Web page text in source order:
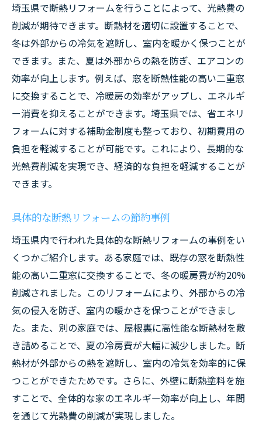
埼玉県で断熱リフォームを行うことによって、光熱費の
削減が期待できます。断熱材を適切に設置することで、
冬は外部からの冷気を遮断し、室内を暖かく保つことが
できます。また、夏は外部からの熱を防ぎ、エアコンの
効率が向上します。例えば、窓を断熱性能の高い二重窓
に交換することで、冷暖房の効率がアップし、エネルギ
ー消費を抑えることができます。埼玉県では、省エネリ
フォームに対する補助金制度も整っており、初期費用の
負担を軽減することが可能です。これにより、長期的な
光熱費削減を実現でき、経済的な負担を軽減することが
できます。
具体的な断熱リフォームの節約事例
埼玉県内で行われた具体的な断熱リフォームの事例をい
くつかご紹介します。ある家庭では、既存の窓を断熱性
能の高い二重窓に交換することで、冬の暖房費が約20%
削減されました。このリフォームにより、外部からの冷
気の侵入を防ぎ、室内の暖かさを保つことができまし
た。また、別の家庭では、屋根裏に高性能な断熱材を敷
き詰めることで、夏の冷房費が大幅に減少しました。断
熱材が外部からの熱を遮断し、室内の冷気を効率的に保
つことができたためです。さらに、外壁に断熱塗料を施
すことで、全体的な家のエネルギー効率が向上し、年間
を通じて光熱費の削減が実現しました。